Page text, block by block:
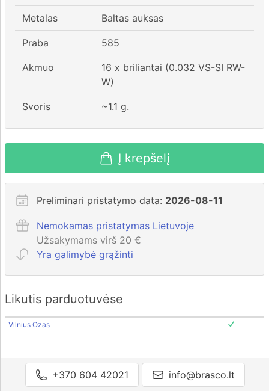
Metalas Baltas auksas
Praba 585
Akmuo
16 x briliantai (0.032 VS-SI RW-
W)
Svoris ~1.1 g.
Į krepšelį
Preliminari pristatymo data: 2026-08-11
Nemokamas pristatymas Lietuvoje
Užsakymams virš 20 €
Yra galimybė grąžinti
Likutis parduotuvėse
Vilnius Ozas
+370 604 42021 info@brasco.lt